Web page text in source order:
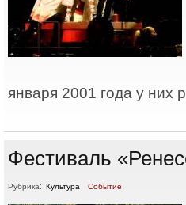
января 2001 года у
Фестиваль
Рубрика: Культура Событие